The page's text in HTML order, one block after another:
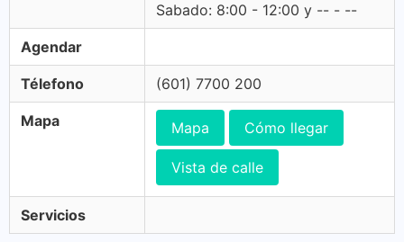
Sabado: 8:00 - 12:00 y -- - --
Agendar
Télefono (601) 7700 200
Mapa Mapa Cómo llegar
Vista de calle
Servicios